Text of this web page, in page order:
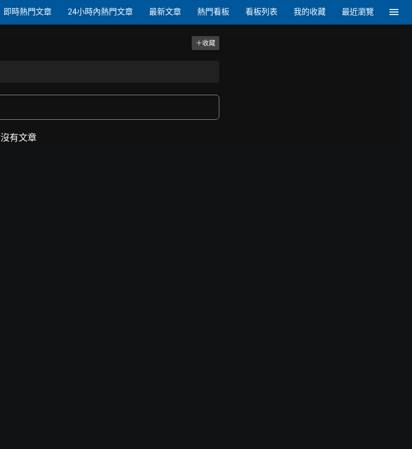
即時熱門文章 24小時內熱門文章 最新文章 熱門看板 看板列表 我的收藏 最近瀏覽
＋收藏
沒有文章